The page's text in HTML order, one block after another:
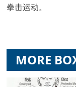
拳击运动。
MORE